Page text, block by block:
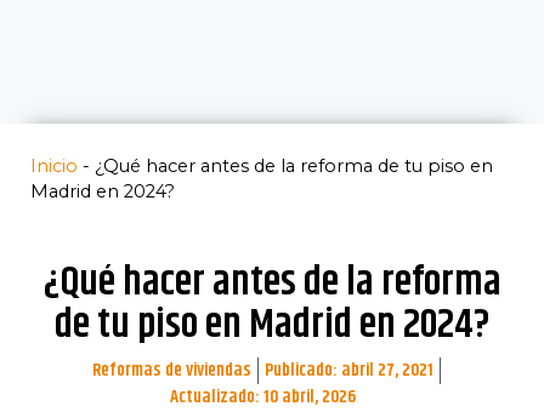
Inicio - ¿Qué hacer antes de la reforma de tu piso en
Madrid en 2024?
¿Qué hacer antes de la reforma
de tu piso en Madrid en 2024?
Reformas de viviendas Publicado: abril 27, 2021
Actualizado: 10 abril, 2026